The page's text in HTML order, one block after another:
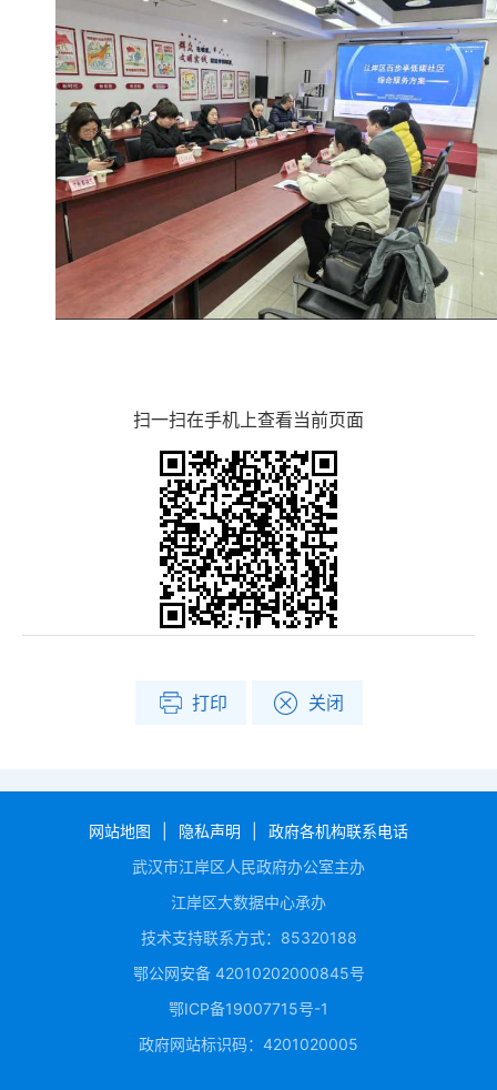
扫一扫在手机上查看当前页面
打印 关闭
网站地图 隐私声明
政府各机构联系电话
武汉市江岸区人民政府办公室主办
江岸区大数据中心承办
技术支持联系方式：85320188
鄂公网安备 42010202000845号
鄂ICP备19007715号-1
政府网站标识码：4201020005